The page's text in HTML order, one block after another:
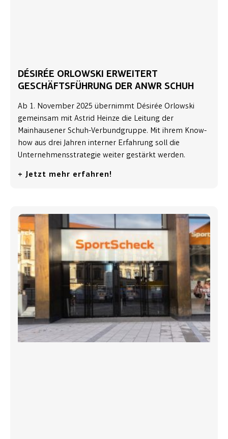
DÉSIRÉE ORLOWSKI ERWEITERT
GESCHÄFTSFÜHRUNG DER ANWR SCHUH
Ab 1. November 2025 übernimmt Désirée Orlowski
gemeinsam mit Astrid Heinze die Leitung der
Mainhausener Schuh-Verbundgruppe. Mit ihrem Know-
how aus drei Jahren interner Erfahrung soll die
Unternehmensstrategie weiter gestärkt werden.
+ Jetzt mehr erfahren!